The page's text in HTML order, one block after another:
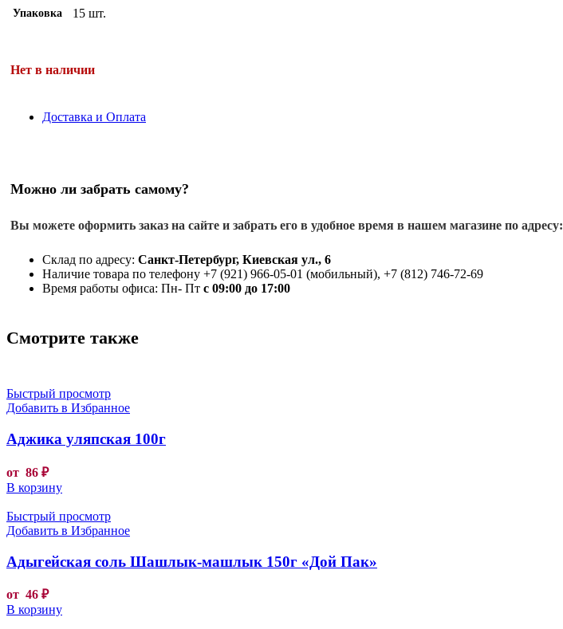
Упаковка 15 шт.
Нет в наличии
Доставка и Оплата
Можно ли забрать самому?
Вы можете оформить заказ на сайте и забрать его в удобное время в нашем магазине по адресу:
Склад по адресу: Санкт-Петербург, Киевская ул., 6
Наличие товара по телефону +7 (921) 966-05-01 (мобильный), +7 (812) 746-72-69
Время работы офиса: Пн- Пт с 09:00 до 17:00
Смотрите также
Быстрый просмотр
Добавить в Избранное
Аджика уляпская 100г
от 86 ₽
В корзину
Быстрый просмотр
Добавить в Избранное
Адыгейская соль Шашлык-машлык 150г «Дой Пак»
от 46 ₽
В корзину